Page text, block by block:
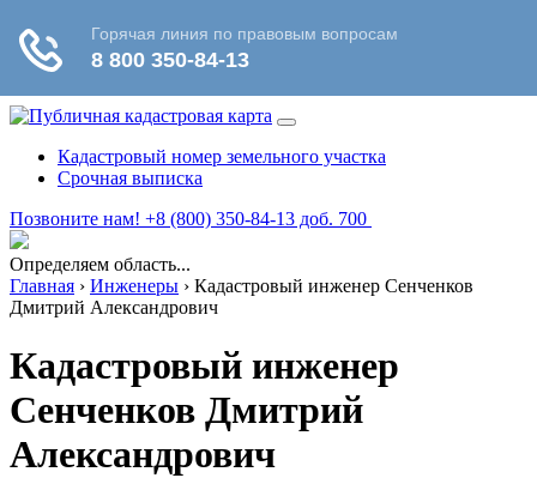
Кадастровый номер земельного участка
Срочная выписка
Позвоните нам! +8 (800) 350-84-13 доб. 700
Определяем область...
Главная › Инженеры › Кадастровый инженер Сенченков
Дмитрий Александрович
Кадастровый инженер
Сенченков Дмитрий
Александрович